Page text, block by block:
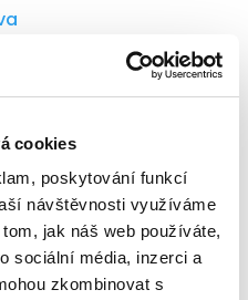
cookies
poskytování funkcí
návštěvnosti využíváme
jak náš web používáte,
sociální média, inzerci a
zkombinovat s